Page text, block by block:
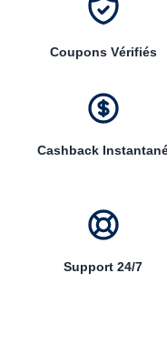
Coupons Vérifiés
Cashback
Support 24/7